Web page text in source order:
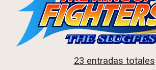
23 entradas totales